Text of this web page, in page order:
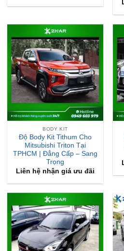
BODY KIT
Độ Body Kit Tithum Cho
Mitsubishi Triton Tại
TPHCM | Đẳng Cấp – Sang
Trọng
Liên hệ nhận giá ưu đãi